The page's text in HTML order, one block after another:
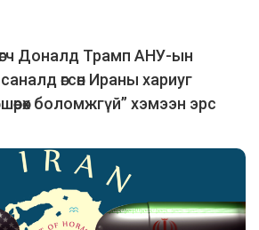
Доналд Трамп АНУ-ын
өгсөн Ираны хариуг
боломжгүй” хэмээн эрс